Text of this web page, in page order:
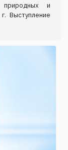
и
Выступление